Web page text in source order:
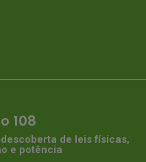
108
de leis físicas,
e potência